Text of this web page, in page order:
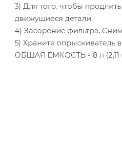
3) Для того, чтобы
движущиеся детали.
4) Засорение фильтра.
5) Храните опрыскиватель
ОБЩАЯ ЕМКОСТЬ - 8 л (2,11